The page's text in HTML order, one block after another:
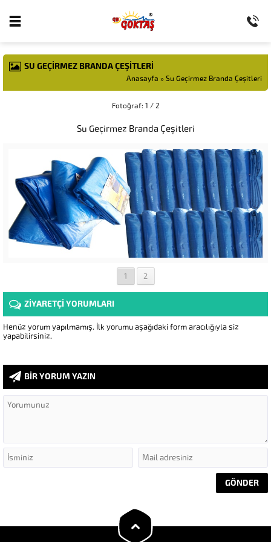
SU GEÇIRMEZ BRANDA ÇEŞITLERI
Anasayfa » Su Geçirmez Branda Çeşitleri
Fotoğraf: 1 / 2
Su Geçirmez Branda Çeşitleri
1 2
ZİYARETÇİ YORUMLARI
Henüz yorum yapılmamış. İlk yorumu aşağıdaki form aracılığıyla siz
yapabilirsiniz.
BİR YORUM YAZIN